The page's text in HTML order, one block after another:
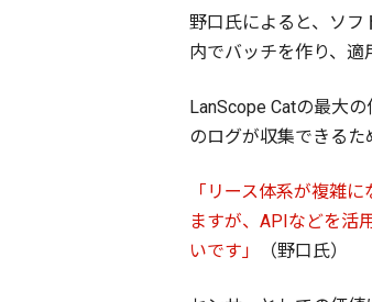
野口氏によると、ソフ
内でバッチを作り、適
LanScope Catの最大の
のログが収集できるた
「リース体系が複雑
ますが、APIなどを活
いです」
（野口氏）